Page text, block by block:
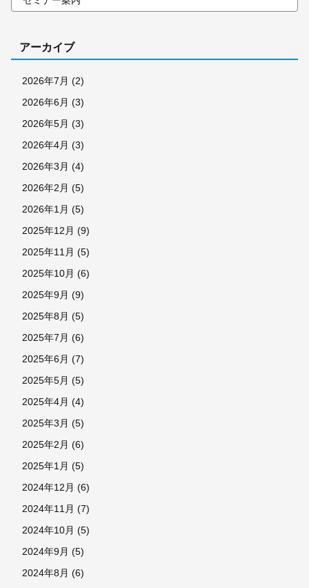
アーカイブ
2026年7月 (2)
2026年6月 (3)
2026年5月 (3)
2026年4月 (3)
2026年3月 (4)
2026年2月 (5)
2026年1月 (5)
2025年12月 (9)
2025年11月 (5)
2025年10月 (6)
2025年9月 (9)
2025年8月 (5)
2025年7月 (6)
2025年6月 (7)
2025年5月 (5)
2025年4月 (4)
2025年3月 (5)
2025年2月 (6)
2025年1月 (5)
2024年12月 (6)
2024年11月 (7)
2024年10月 (5)
2024年9月 (5)
2024年8月 (6)